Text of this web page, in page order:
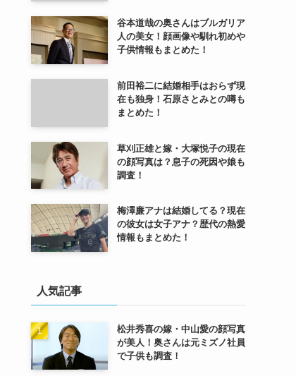
谷本道哉の奥さんはブルガリア
人の美女！顔画像や馴れ初めや
子供情報もまとめた！
前田裕二に結婚相手はおらず現
在も独身！石原さとみとの噂も
まとめた！
草刈正雄と嫁・大塚悦子の現在
の顔写真は？息子の死因や娘も
調査！
梅澤廉アナは結婚してる？現在
の彼女は女子アナ？歴代の熱愛
情報もまとめた！
人気記事
松井秀喜の嫁・中山愛の顔写真
が美人！奥さんは元ミズノ社員
で子供も調査！